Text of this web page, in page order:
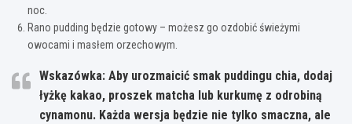
noc.
Rano pudding będzie gotowy – możesz go ozdobić świeżymi
owocami i masłem orzechowym.
Wskazówka: Aby urozmaicić smak puddingu chia, dodaj
łyżkę kakao, proszek matcha lub kurkumę z odrobiną
cynamonu. Każda wersja będzie nie tylko smaczna, ale